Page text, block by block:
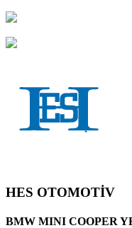
HES OTOMOTİV
BMW MINI COOPER